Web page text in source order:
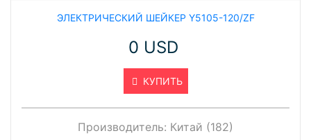
ЭЛЕКТРИЧЕСКИЙ ШЕЙКЕР Y5105-120/ZF
0 USD
КУПИТЬ
Производитель: Китай (182)